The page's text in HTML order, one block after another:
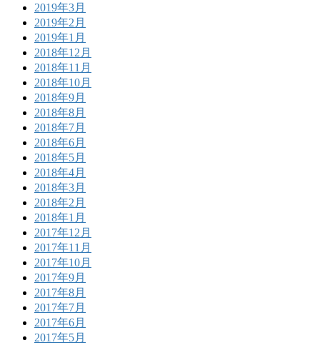
2019年3月
2019年2月
2019年1月
2018年12月
2018年11月
2018年10月
2018年9月
2018年8月
2018年7月
2018年6月
2018年5月
2018年4月
2018年3月
2018年2月
2018年1月
2017年12月
2017年11月
2017年10月
2017年9月
2017年8月
2017年7月
2017年6月
2017年5月